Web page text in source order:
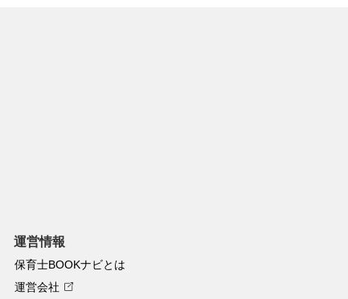
運営情報
保育士BOOKナビとは
運営会社